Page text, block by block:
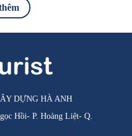
DỰNG HÀ ANH
Hồi- P. Hoàng Liệt- Q.